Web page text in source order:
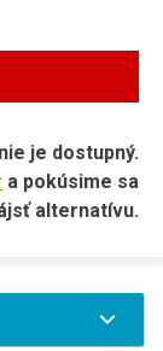
je dostupný.
a pokúsime sa
alternatívu.